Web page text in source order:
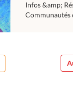
Infos &amp;
Communautés